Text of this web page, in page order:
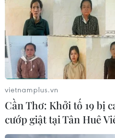
vietnamplus.vn
Cần Thơ: Khởi tố 19 bị
cướp giật tại Tân Huê